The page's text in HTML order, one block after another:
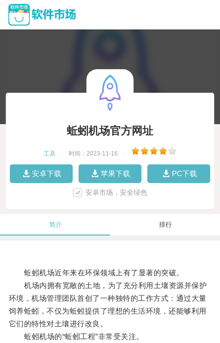
蚯蚓机场官方网址
工具 时间：2023-11-16
安卓下载 苹果下载 PC下载
安卓市场，安全绿色
简介 排行
蚯蚓机场近年来在环保领域上有了显著的突破。
机场内拥有宽敞的土地，为了充分利用土壤资源并保护
环境，机场管理团队首创了一种独特的工作方式：通过大量
饲养蚯蚓，不仅为蚯蚓提供了理想的生活环境，还能够利用
它们的特性对土壤进行改良。
蚯蚓机场的“蚯蚓工程”非常受关注。